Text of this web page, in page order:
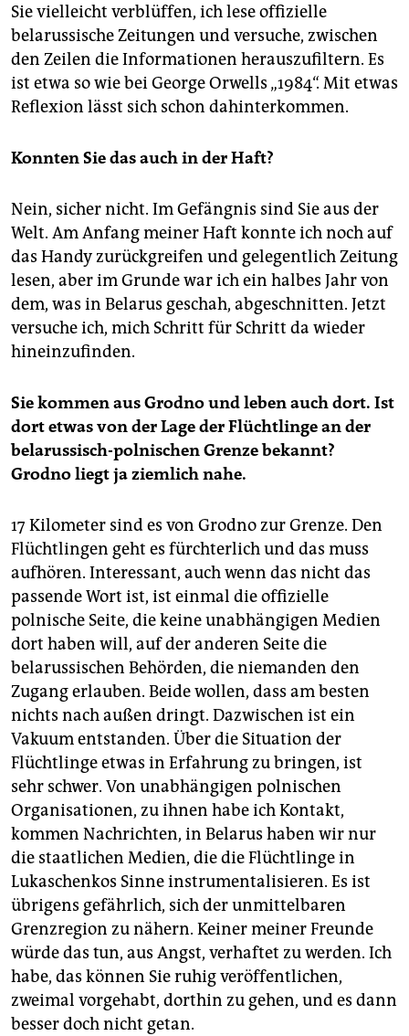
Sie vielleicht verblüffen, ich lese offizielle
belarussische Zeitungen und versuche, zwischen
den Zeilen die Informationen herauszufiltern. Es
ist etwa so wie bei George Orwells „1984“. Mit etwas
Reflexion lässt sich schon dahinterkommen.
Konnten Sie das auch in der Haft?
Nein, sicher nicht. Im Gefängnis sind Sie aus der
Welt. Am Anfang meiner Haft konnte ich noch auf
das Handy zurückgreifen und gelegentlich Zeitung
lesen, aber im Grunde war ich ein halbes Jahr von
dem, was in Belarus geschah, abgeschnitten. Jetzt
versuche ich, mich Schritt für Schritt da wieder
hineinzufinden.
Sie kommen aus Grodno und leben auch dort. Ist
dort etwas von der Lage der Flüchtlinge an der
belarussisch-polnischen Grenze bekannt?
Grodno liegt ja ziemlich nahe.
17 Kilometer sind es von Grodno zur Grenze. Den
Flüchtlingen geht es fürchterlich und das muss
aufhören. Interessant, auch wenn das nicht das
passende Wort ist, ist einmal die offizielle
polnische Seite, die keine unabhängigen Medien
dort haben will, auf der anderen Seite die
belarussischen Behörden, die niemanden den
Zugang erlauben. Beide wollen, dass am besten
nichts nach außen dringt. Dazwischen ist ein
Vakuum entstanden. Über die Situation der
Flüchtlinge etwas in Erfahrung zu bringen, ist
sehr schwer. Von unabhängigen polnischen
Organisationen, zu ihnen habe ich Kontakt,
kommen Nachrichten, in Belarus haben wir nur
die staatlichen Medien, die die Flüchtlinge in
Lukaschenkos Sinne instrumentalisieren. Es ist
übrigens gefährlich, sich der unmittelbaren
Grenzregion zu nähern. Keiner meiner Freunde
würde das tun, aus Angst, verhaftet zu werden. Ich
habe, das können Sie ruhig veröffentlichen,
zweimal vorgehabt, dorthin zu gehen, und es dann
besser doch nicht getan.